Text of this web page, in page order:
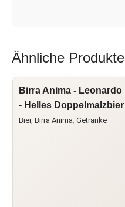
Ähnliche Produkte
Birra Anima - Leonardo
- Helles Doppelmalzbier
Bier, Birra Anima Getränke